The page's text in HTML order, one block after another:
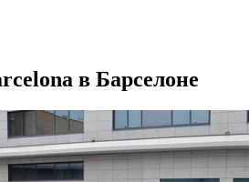
в Барселоне